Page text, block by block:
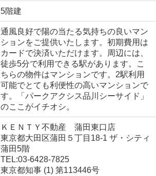
5階建
通風良好で陽の当たる気持ちの良いマン
ションをご提供いたします。初期費用は
カードで決済いただけます。周辺には、
徒歩5分で利用できる駅があります。こ
ちらの物件はマンションです。2駅利用
可能でとても利便性の高いマンションで
す。「パークアクシス品川シーサイド」
のここがイチオシ。
ＫＥＮＴＹ不動産 蒲田東口店
東京都大田区蒲田５丁目18-1 ザ・シティ
蒲田5階
TEL:03-6428-7825
東京都知事 (1) 第113446号